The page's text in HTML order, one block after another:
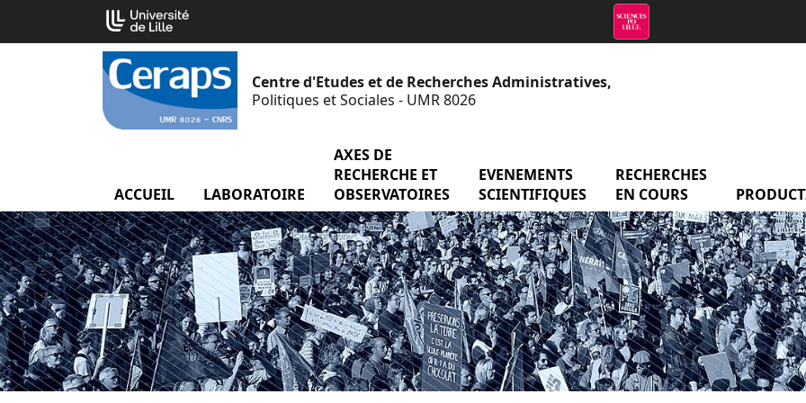
contenu
Centre d'Etudes et de Recherches Administratives,
Politiques et Sociales - UMR 8026
ACCUEIL LABORATOIRE menu Laboratoire
AXES DE
RECHERCHE ET
OBSERVATOIRES
EVENEMENTS
SCIENTIFIQUES
menu Evenements
RECHERCHES
EN COURS
Cookies management panel